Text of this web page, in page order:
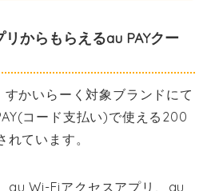
からもらえるau PAYクー
かいらーく対象ブランドにて
コード支払い)で使える200
ています。
au Wi-Fiアクセスアプリ、au